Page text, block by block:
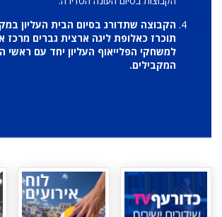
הקבוצה שתדורג בסיום הבית העליון
תוכרז כאלופת ליגה ארצית גברים מרכז
למשחקי הפלייאוף העליון יחד עם ראשי
המקבילים.